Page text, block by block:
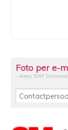
Foto per e-
- Avery SWF